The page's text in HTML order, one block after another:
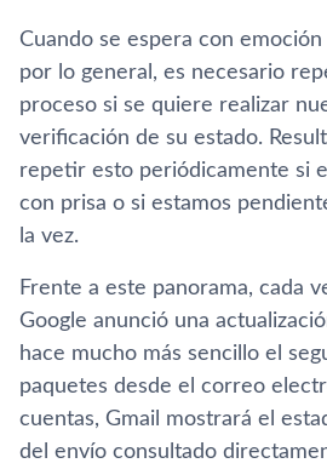
Cuando se espera con
por lo general, es necesario
proceso si se quiere realizar
verificación de su estado.
repetir esto periódicamente si
con prisa o si estamos
la vez.
Frente a este panorama, cada
Google anunció una
hace mucho más sencillo el
paquetes desde el correo
cuentas, Gmail mostrará el
del envío consultado